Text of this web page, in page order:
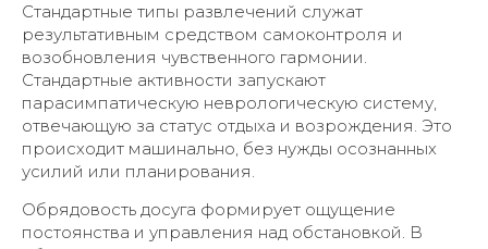
Стандартные типы развлечений служат
результативным средством самоконтроля и
возобновления чувственного гармонии.
Стандартные активности запускают
парасимпатическую неврологическую систему,
отвечающую за статус отдыха и возрождения. Это
происходит машинально, без нужды осознанных
усилий или планирования.
Обрядовость досуга формирует ощущение
постоянства и управления над обстановкой. В